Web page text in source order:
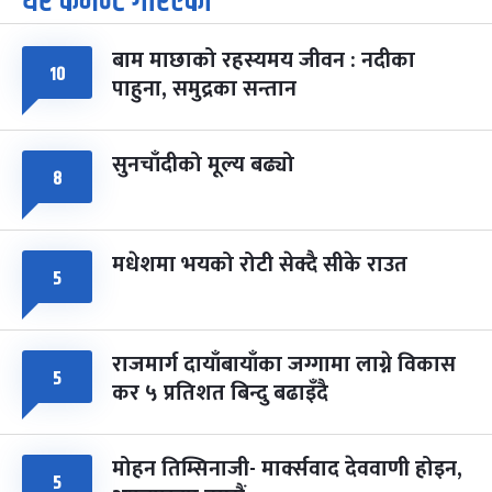
आइत चैत्र ७, २०८३-Mar 21, 2027
८ फागुपूर्णिमा
चैत्र ८, २०८३-Mar 22, 2027
७ महिना बाँकी
१० बाम माछाको रहस्यमय जीवन : नदीका
पाहुना, समुद्रका सन्तान
८ सुनचाँदीको मूल्य बढ्यो
५ मधेशमा भयको रोटी सेक्दै सीके राउत
५ राजमार्ग दायाँबायाँका जग्गामा लाग्ने विकास
कर ५ प्रतिशत बिन्दु बढाइँदै
५ मोहन तिम्सिनाजी- मार्क्सवाद देववाणी होइन,